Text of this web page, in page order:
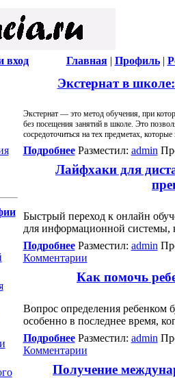
вход Главная| Профиль|
Экстернат в
Экстернат — это метод обучения, при
без посещения занятий в школе. Это
сосредоточиться на тех предметах,
ПодробнееРазместил: admin
Лайфхаки для
Быстрый переход к онлайн
для информационной системы,
ПодробнееРазместил: admin
Комментарии
Как помочь
Вопрос определения ребенком
особенно в последнее время,
ПодробнееРазместил: admin
Комментарии
Получение